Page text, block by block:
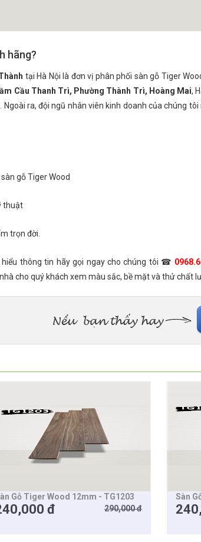
hãng?
tại Hà Nội là đơn vị phân phối sàn gỗ Tiger
Cầu Thanh Trì, Phường Thành Trì, Hoàng Mai,
ra, đội ngũ nhân viên kinh doanh của chúng
gỗ Tiger Wood
thuật
trọn đời.
thông tin hãy gọi ngay cho chúng tôi ☎
cho quý khách xem màu sắc, bề mặt và thử chất
Gỗ Tiger Wood 12mm - TG1203
290,000 đ
đ
Sàn